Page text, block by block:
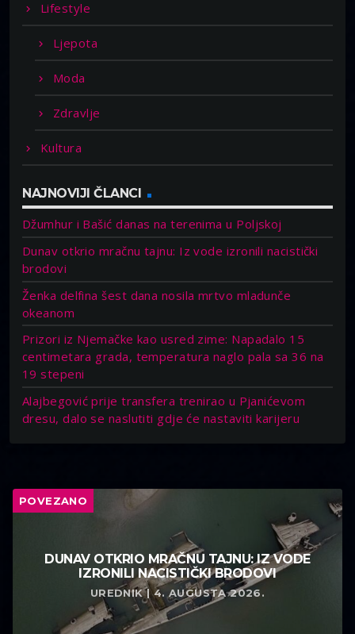
Lifestyle
Ljepota
Moda
Zdravlje
Kultura
NAJNOVIJI ČLANCI
Džumhur i Bašić danas na terenima u Poljskoj
Dunav otkrio mračnu tajnu: Iz vode izronili nacistički
brodovi
Ženka delfina šest dana nosila mrtvo mladunče
okeanom
Prizori iz Njemačke kao usred zime: Napadalo 15
centimetara grada, temperatura naglo pala sa 36 na
19 stepeni
Alajbegović prije transfera trenirao u Pjanićevom
dresu, dalo se naslutiti gdje će nastaviti karijeru
POVEZANO
DUNAV OTKRIO MRAČNU TAJNU: IZ VODE
IZRONILI NACISTIČKI BRODOVI
UREDNIK | 4. AUGUSTA 2026.